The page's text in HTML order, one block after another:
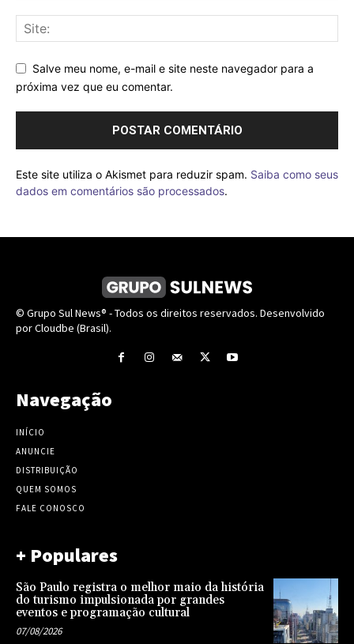
Salve meu nome, e-mail e site neste navegador para a
próxima vez que eu comentar.
Este site utiliza o Akismet para reduzir spam. Saiba como seus
dados em comentários são processados.
© Grupo Sul News® - Todos os direitos reservados. Desenvolvido
por Cloudbe (Brasil).
Navegação
INÍCIO
ANUNCIE
DISTRIBUIÇÃO
QUEM SOMOS
FALE CONOSCO
+ Populares
São Paulo registra o melhor maio da história
do turismo impulsionada por grandes
eventos e programação cultural
07/08/2026